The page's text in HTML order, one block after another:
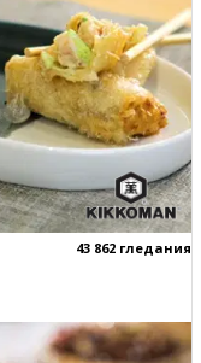
43 862 гледания